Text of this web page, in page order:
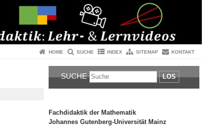
HOME SUCHE INDEX SITEMAP KONTAKT
SUCHE LOS
Fachdidaktik der Mathematik
Johannes Gutenberg-Universität Mainz